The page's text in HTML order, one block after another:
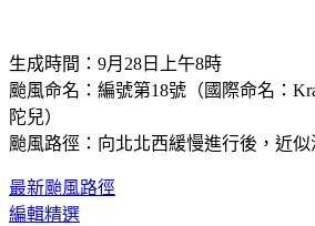
生成時間：9月28日上午8時
颱風命名：編號第18號（國際命名：
陀兒）
颱風路徑：向北北西緩慢進行後，近似
最新颱風路徑
編輯精選